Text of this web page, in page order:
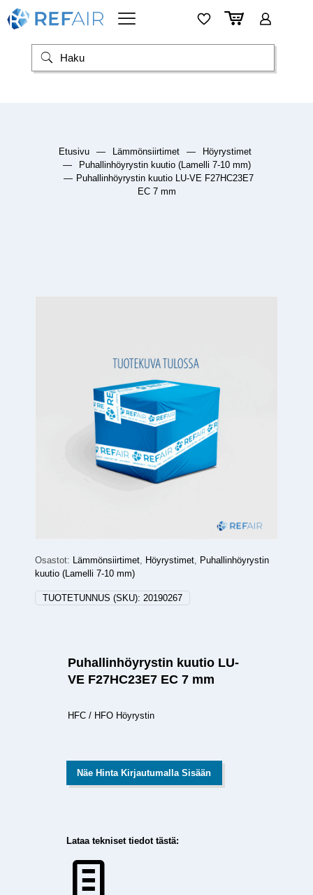
Etusivu — Lämmönsiirtimet —
Höyrystimet
—
Puhallinhöyrystin kuutio (Lamelli 7-10 mm)
— Puhallinhöyrystin kuutio LU-VE F27HC23E7
EC 7 mm
Osastot: Lämmönsiirtimet, Höyrystimet, Puhallinhöyrystin
kuutio (Lamelli 7-10 mm)
TUOTETUNNUS (SKU): 20190267
Puhallinhöyrystin kuutio LU-
VE F27HC23E7 EC 7 mm
HFC / HFO Höyrystin
Näe Hinta Kirjautumalla Sisään
Lataa tekniset tiedot tästä: